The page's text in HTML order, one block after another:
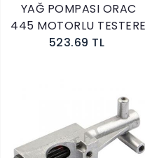
YAĞ POMPASI ORAC
445 MOTORLU TESTERE
523.69 TL